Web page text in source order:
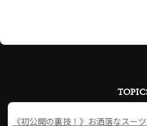
《初公開の裏技！》お洒落なスー